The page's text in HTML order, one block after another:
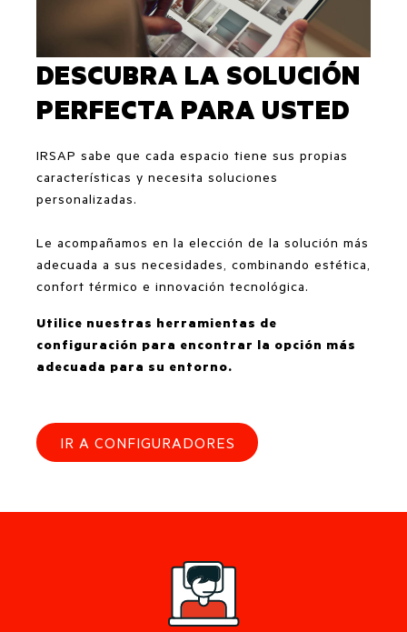
DESCUBRA LA SOLUCIÓN
PERFECTA PARA USTED
IRSAP sabe que cada espacio tiene sus propias
características y necesita soluciones
personalizadas.
Le acompañamos en la elección de la solución más
adecuada a sus necesidades, combinando estética,
confort térmico e innovación tecnológica.
Utilice nuestras herramientas de
configuración para encontrar la opción más
adecuada para su entorno.
IR A CONFIGURADORES